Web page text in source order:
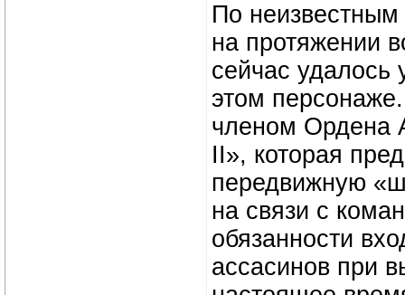
По
на протяжении
сейчас удалось
этом
членом Ордена
II», которая
передвижную
на связи с
обязанности
ассасинов при